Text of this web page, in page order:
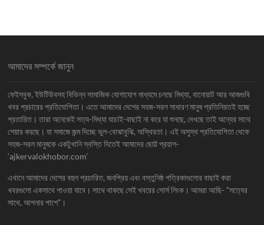
আমাদের সম্পর্কে জানুন
ফেইসবুক, ইউটিউবসহ বিভিন্ন সামাজিক যোগাযোগ মাধ্যমে চলছে মিথ্যা, বানোয়াট আর আজগুবি
খবর প্রচারের প্রতিযোগিতা। এতে আমাদের দেশের সহজ-সরল সাধারণ মানুষ প্রতিনিয়তই হচ্ছে
প্রতারিত। তারা অনেকেই সত্য-মিথ্যা যাচাই-বাছাই না করে যা শুনছে, দেখছে তাই অন্যের সাথে
শেয়ার করছে। যা সমাজে জন্ম দিচ্ছে ভুল-বোঝাবুঝি, অস্থিরতা। এই অসুস্থ প্রতিযোগিতা থেকে
সহজ-সরল মানুষকে একটুখানি স্বস্তি দিতেই আমাদের ছোট্ট প্রয়াশ-
‘ajkervalokhobor.com’
এখানে আমাদের দেশের বহুল প্রচারিত, জনপ্রিয় এবং বস্তুনিষ্ঠ পত্রিকাগুলোর বাছাই করা
খবরগুলো একসাথে পাওয়া যাবে। সাথে থাকছে সেই খবরের সোর্স লিংক। আমরা আছি- “সত্যের
সাথে, আপনার পাশে”।